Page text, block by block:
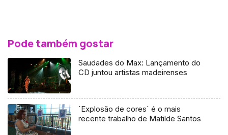
Pode também gostar
Saudades do Max: Lançamento do
CD juntou artistas madeirenses
`Explosão de cores` é o mais
recente trabalho de Matilde Santos